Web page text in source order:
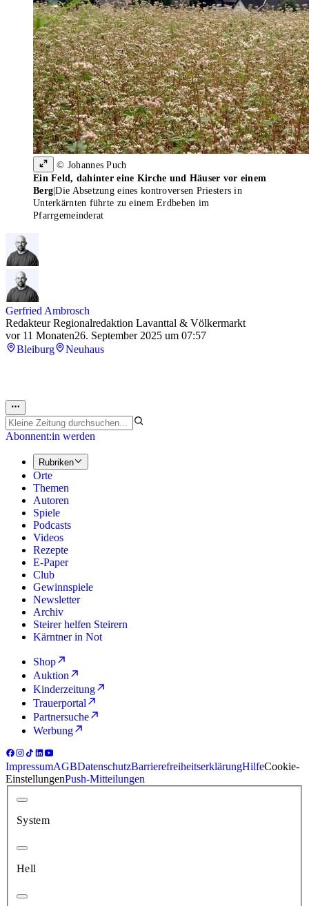
© Johannes Puch
Ein Feld, dahinter eine Kirche und Häuser vor einem
Berg |Die Absetzung eines kontroversen Priesters in
Unterkärnten führte zu einem Erdbeben im
Pfarrgemeinderat
Gerfried Ambrosch
Redakteur Regionalredaktion Lavanttal & Völkermarkt
vor 11 Monaten26. September 2025 um 07:57
Bleiburg
Neuhaus
Abonnent:in werden
Rubriken
Orte
Themen
Autoren
Spiele
Podcasts
Videos
Rezepte
E-Paper
Club
Gewinnspiele
Newsletter
Archiv
Steirer helfen Steirern
Kärntner in Not
Shop
Auktion
Kinderzeitung
Trauerportal
Partnersuche
Werbung
ImpressumAGBDatenschutzBarrierefreiheitserklärungHilfeCookie-
EinstellungenPush-Mitteilungen
System
Hell